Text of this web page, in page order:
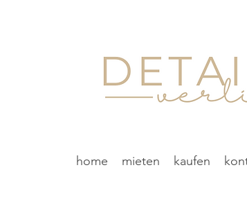
home mieten kaufen